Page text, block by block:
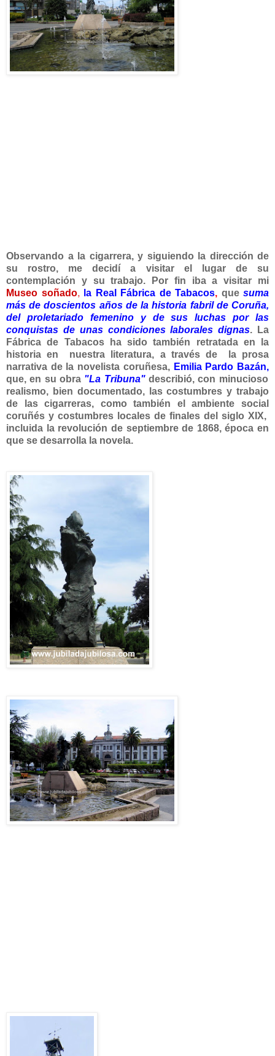
Observando a la cigarrera, y siguiendo la dirección de
su rostro, me decidí a visitar el lugar de su
contemplación y su trabajo. Por fin iba a visitar mi
Museo soñado, la Real Fábrica de Tabacos, que suma
más de doscientos años de la historia fabril de Coruña,
del proletariado femenino y de sus luchas por las
conquistas de unas condiciones laborales dignas. La
Fábrica de Tabacos ha sido también retratada en la
historia en nuestra literatura, a través de la prosa
narrativa de la novelista coruñesa, Emilia Pardo Bazán,
que, en su obra "La Tribuna"describió, con minucioso
realismo, bien documentado, las costumbres y trabajo
de las cigarreras, como también el ambiente social
coruñés y costumbres locales de finales del siglo XIX,
incluida la revolución de septiembre de 1868,época en
que se desarrolla la novela.